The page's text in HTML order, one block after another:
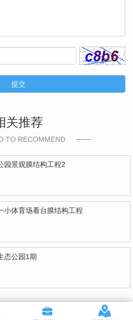
提交
关推荐
TO RECOMMEND
园景观膜结构工程2
小体育场看台膜结构工程
态公园1期